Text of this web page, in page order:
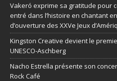
Vakeró exprime sa gratitude pour
entré dans l’histoire en chantant
d’ouverture des XXVe Jeux
Kingston Creative devient le
UNESCO-Aschberg
Nacho Estrella présente son
Rock Café